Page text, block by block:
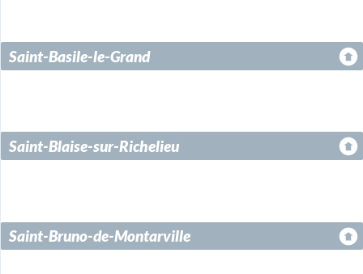
Saint-Basile-le-Grand
Saint-Blaise-sur-Richelieu
Saint-Bruno-de-Montarville